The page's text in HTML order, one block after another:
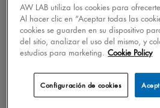
AW LAB utiliza los cookies para
Al hacer clic en “Aceptar todas las
cookies se guarden en su dispositivo
del sitio, analizar el uso del mismo, y
estudios para marketing. Cookie Policy
Configuración de cookies